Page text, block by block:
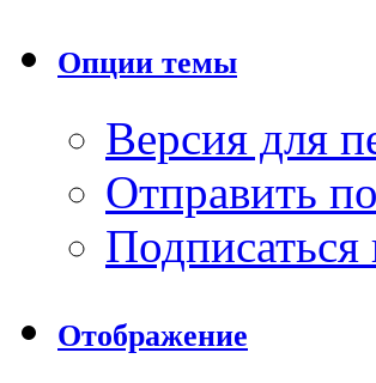
Опции темы
Версия для
Отправить
Отображение